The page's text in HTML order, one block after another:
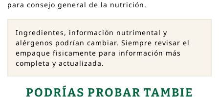
para consejo general de la nutrición.
Ingredientes, información nutrimental y
alérgenos podrían cambiar. Siempre revisar el
empaque fisicamente para información más
completa y actualizada.
PODRÍAS PROBAR TAMBIE